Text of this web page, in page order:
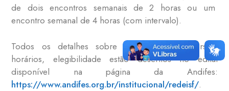
de dois encontros semanais de 2 horas ou um
encontro semanal de 4 horas (com intervalo).
Todos os detalhes sobre os temas dos cursos,
horários, elegibilidade estão descritos no edital
disponível na página da Andifes:
https://www.andifes.org.br/institucional/redeisf/.